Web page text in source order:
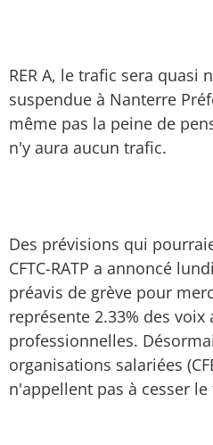
RER A, le trafic sera quasi
suspendue à Nanterre
même pas la peine de
n'y aura aucun trafic.
Des prévisions qui
CFTC-RATP a annoncé
préavis de grève pour
représente 2.33% des voix
professionnelles.
organisations salariées
n'appellent pas à cesser